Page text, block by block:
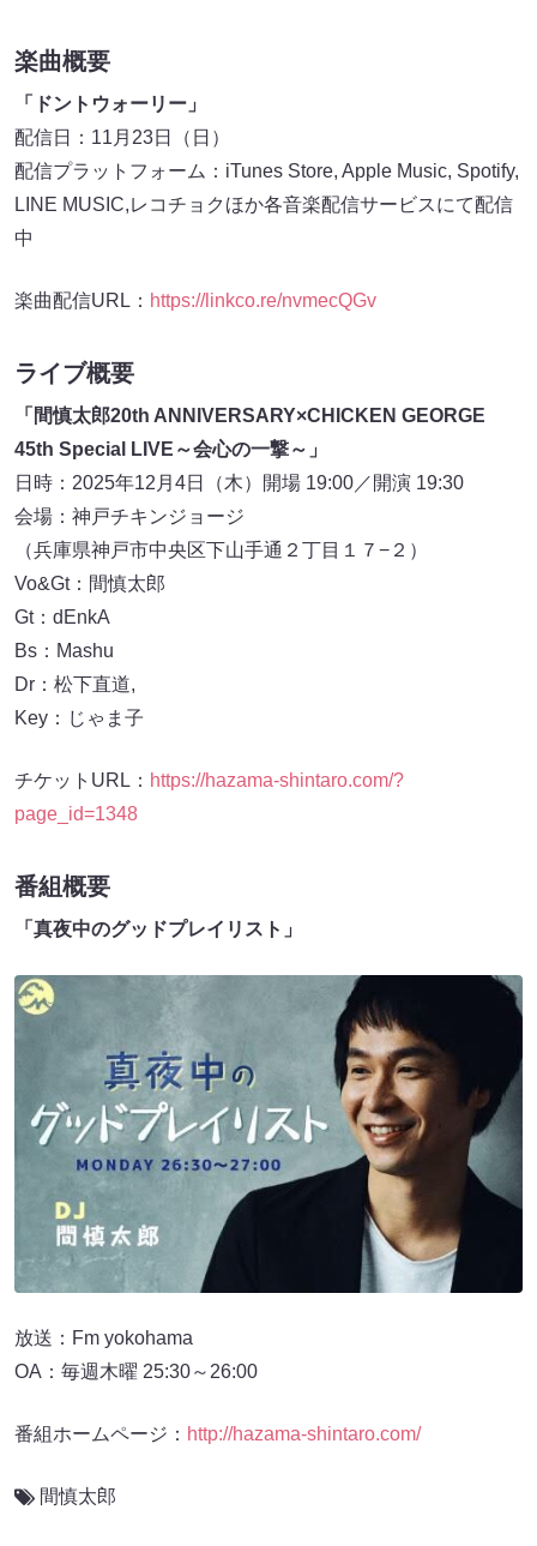
楽曲概要
「ドントウォーリー」
配信日：11月23日（日）
配信プラットフォーム：iTunes Store, Apple Music, Spotify,
LINE MUSIC,レコチョクほか各音楽配信サービスにて配信
中
楽曲配信URL： https://linkco.re/nvmecQGv
ライブ概要
「間慎太郎20th ANNIVERSARY×CHICKEN GEORGE
45th Special LIVE～会心の一撃～」
日時：2025年12月4日（木）開場 19:00／開演 19:30
会場：神戸チキンジョージ
（兵庫県神戸市中央区下山手通２丁目１７−２）
Vo&Gt：間慎太郎
Gt：dEnkA
Bs：Mashu
Dr：松下直道,
Key：じゃま子
チケットURL： https://hazama-shintaro.com/?
page_id=1348
番組概要
「真夜中のグッドプレイリスト」
放送：Fm yokohama
OA：毎週木曜 25:30～26:00
番組ホームページ： http://hazama-shintaro.com/
間慎太郎